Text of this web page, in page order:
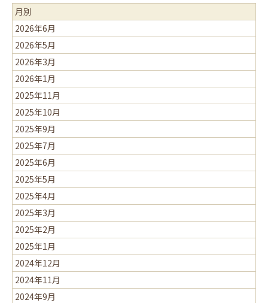
月別
2026年6月
2026年5月
2026年3月
2026年1月
2025年11月
2025年10月
2025年9月
2025年7月
2025年6月
2025年5月
2025年4月
2025年3月
2025年2月
2025年1月
2024年12月
2024年11月
2024年9月